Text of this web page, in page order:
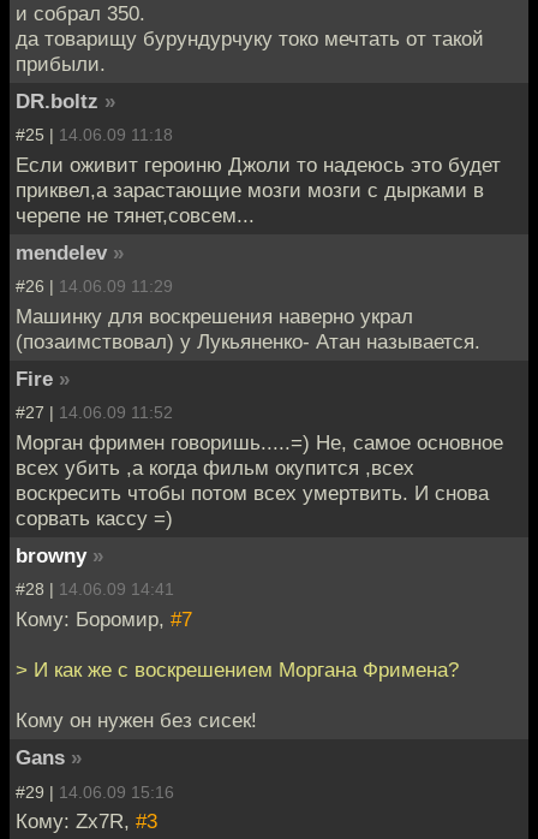
и собрал 350.
да товарищу бурундурчуку токо мечтать от такой
прибыли.
DR.boltz »
#25 | 14.06.09 11:18
Если оживит героиню Джоли то надеюсь это будет
приквел,а зарастающие мозги мозги с дырками в
черепе не тянет,совсем...
mendelev »
#26 | 14.06.09 11:29
Машинку для воскрешения наверно украл
(позаимствовал) у Лукьяненко- Атан называется.
Fire »
#27 | 14.06.09 11:52
Морган фримен говоришь.....=) Не, самое основное
всех убить ,а когда фильм окупится ,всех
воскресить чтобы потом всех умертвить. И снова
сорвать кассу =)
browny »
#28 | 14.06.09 14:41
Кому: Боромир, #7
> И как же с воскрешением Моргана Фримена?
Кому он нужен без сисек!
Gans »
#29 | 14.06.09 15:16
Кому: Zx7R, #3